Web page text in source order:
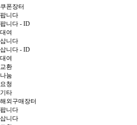
쿠폰장터
팝니다
팝니다 - ID
대여
삽니다
삽니다 - ID
대여
교환
나눔
요청
기타
해외구매장터
팝니다
삽니다